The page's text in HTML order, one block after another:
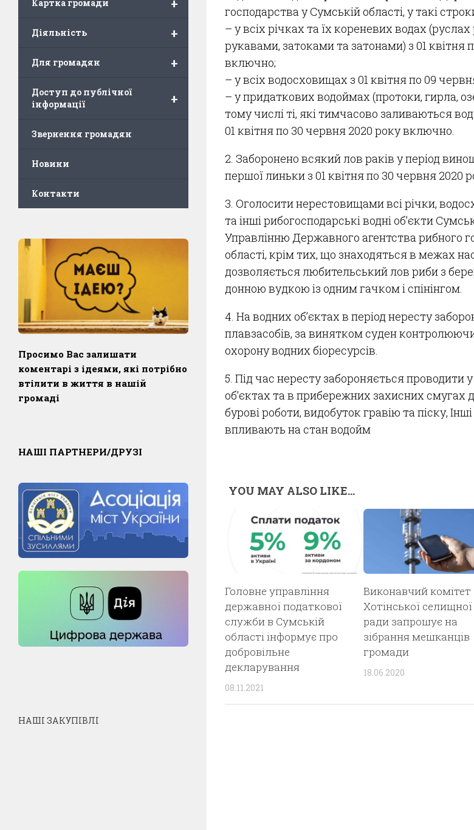
господарства у Сумській області, у такі
– у всіх річках та їх кореневих водах
рукавами, затоками та затонами) з 01 квітня
включно;
– у всіх водосховищах з 01 квітня по 09
– у придаткових водоймах (протоки, гирла,
тому числі ті, які тимчасово заливаються
01 квітня по 30 червня 2020 року включно.
2. Заборонено всякий лов раків у період
першої линьки з 01 квітня по 30 червня 2020
3. Оголосити нерестовищами всі річки,
та інші рибогосподарські водні об’єкти
Управлінню Державного агентства рибного
області, крім тих, що знаходяться в межах
дозволяється любительський лов риби з
донною вудкою із одним гачком і спінінгом.
4. На водних об’єктах в період нересту
плавзасобів, за винятком суден
охорону водних біоресурсів.
5. Під час нересту забороняється проводити
об’єктах та в прибережних захисних смугах
бурові роботи, видобуток гравію та піску,
впливають на стан водойм
YOU MAY ALSO LIKE...
Головне управління
державної податкової
служби в Сумській
області інформує про
добровільне
декларування
08.11.2021
Виконавчий комітет
Хотінської селищної
ради запрошує на
зібрання мешканців
громади
18.06.2020
+
Картка громади
+
Діяльність
+
Для громадян
+
Доступ до публічної
інформації
Звернення громадян
Новини
Контакти
Просимо Вас залишати
коментарі з ідеями, які потрібно
втілити в життя в нашій
громаді
НАШІ ПАРТНЕРИ/ДРУЗІ
НАШІ ЗАКУПІВЛІ